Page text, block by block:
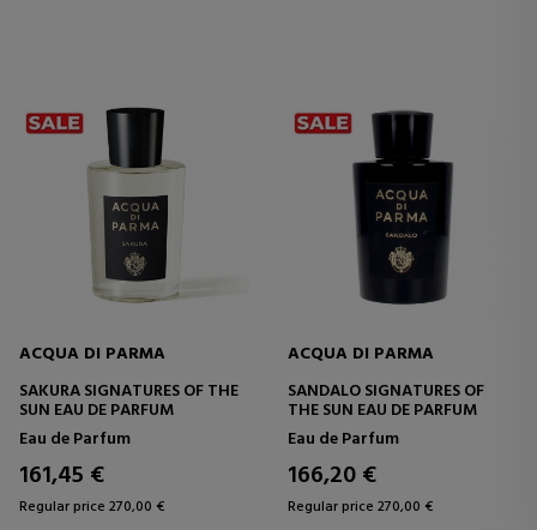
ACQUA DI PARMA
SAKURA SIGNATURES OF THE
SUN EAU DE PARFUM
Eau de Parfum
161,45 €
Regular price 270,00 €
ACQUA DI PARMA
SANDALO SIGNATURES OF
THE SUN EAU DE PARFUM
Eau de Parfum
166,20 €
Regular price 270,00 €